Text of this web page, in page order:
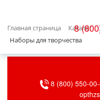
8
Главная страница Каталог
Наборы для творчества
БЫТОВАЯ ТЕХНИКА
ВЕНТИЛЯЦИЯ8 (800) 550-